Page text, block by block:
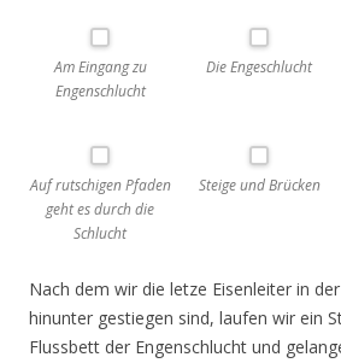
Am Eingang zu
Engenschlucht
Die Engeschlucht
Auf rutschigen Pfaden
geht es durch die
Schlucht
Steige und Brücken
Nach dem wir die letze Eisenleiter in
hinunter gestiegen sind, laufen wir ein
Flussbett der Engenschlucht und